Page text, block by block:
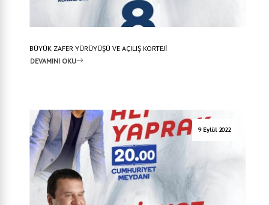
BÜYÜK ZAFER YÜRÜYÜŞÜ VE AÇILIŞ KORTEJİ
DEVAMINI OKU
9 Eylül 2022